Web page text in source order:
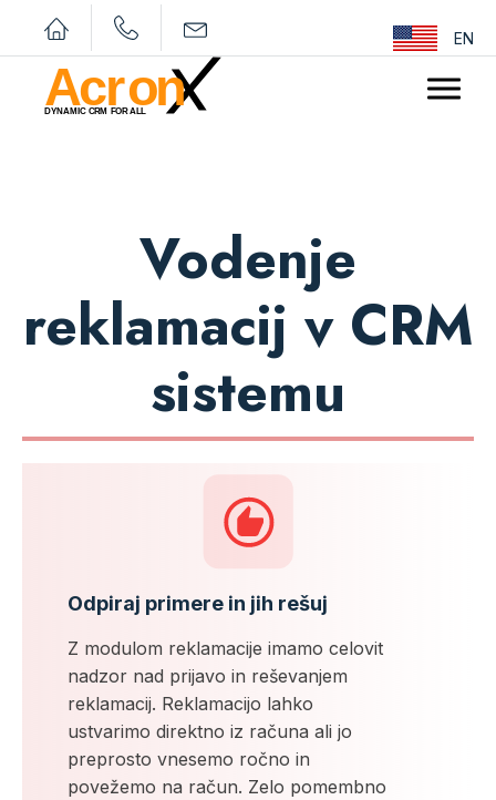
EN
Vodenje
reklamacij v CRM
sistemu
Odpiraj primere in jih rešuj
Z modulom reklamacije imamo celovit
nadzor nad prijavo in reševanjem
reklamacij. Reklamacijo lahko
ustvarimo direktno iz računa ali jo
preprosto vnesemo ročno in
povežemo na račun. Zelo pomembno